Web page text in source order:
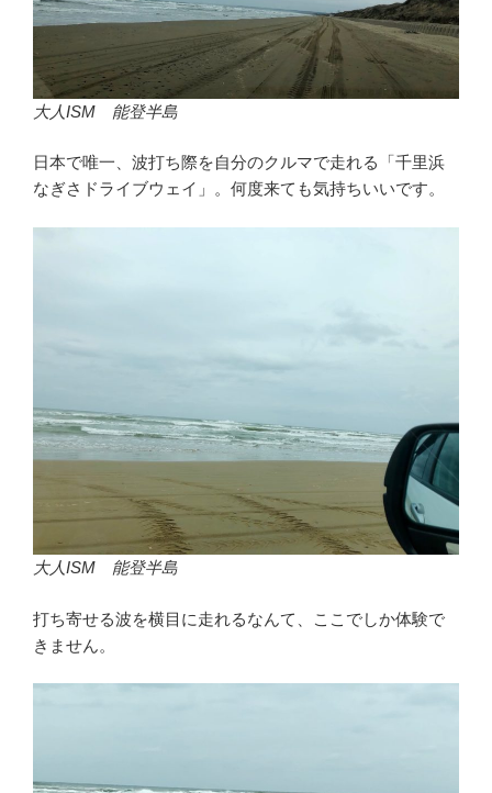
大人ISM 能登半島
日本で唯一、波打ち際を自分のクルマで走れる「千里浜
なぎさドライブウェイ」。何度来ても気持ちいいです。
大人ISM 能登半島
打ち寄せる波を横目に走れるなんて、ここでしか体験で
きません。